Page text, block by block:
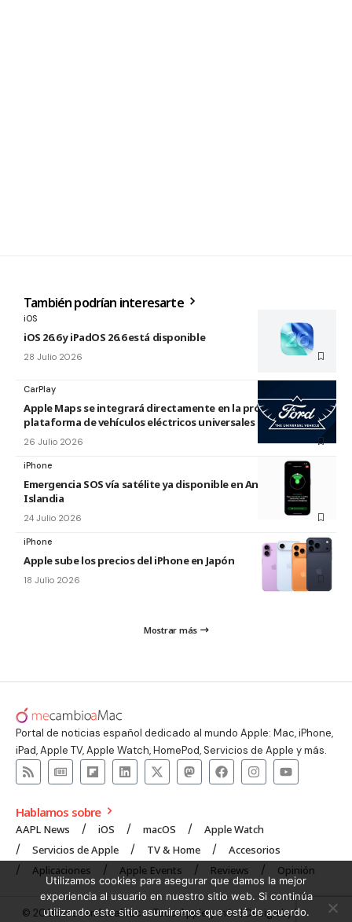
También podrían interesarte
iOS
iOS 26.6 y iPadOS 26.6 está disponible
28 Julio 2026
CarPlay
Apple Maps se integrará directamente en la próxima
plataforma de vehículos eléctricos universales de Ford
26 Julio 2026
iPhone
Emergencia SOS vía satélite ya disponible en Andorra e
Islandia
24 Julio 2026
iPhone
Apple sube los precios del iPhone en Japón
18 Julio 2026
Mostrar más
Portal de noticias español dedicado al mundo Apple: Mac, iPhone,
iPad, Apple TV, Apple Watch, HomePod, Servicios de Apple y más.
Hablamos sobre
AAPL News iOS macOS
Apple Watch
Servicios de Apple
TV & Home
Accesorios
Aplicaciones
Apple Events Reviews Opinión
© 2008 mecambioaMac – Todo Apple y más | Design byUNXON
Utilizamos cookies para asegurar que damos la mejor
experiencia al usuario en nuestro sitio web. Si continúa
utilizando este sitio asumiremos que está de acuerdo.